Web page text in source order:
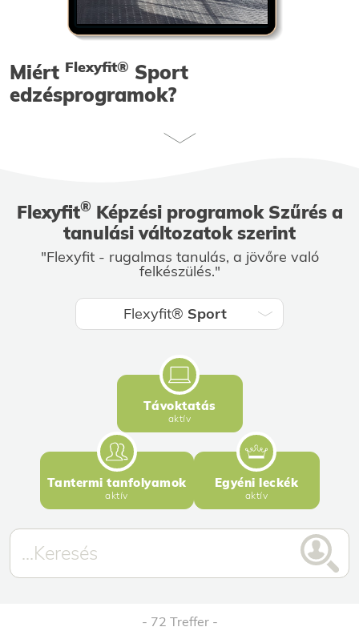
Miért Flexyfit® Sport
edzésprogramok?
Flexyfit® Képzési programok Szűrés a
tanulási változatok szerint
"Flexyfit - rugalmas tanulás, a jövőre való
felkészülés."
Flexyfit® Sport
Távoktatás
aktív
Tantermi tanfolyamok
aktív
Egyéni leckék
aktív
72 Treffer